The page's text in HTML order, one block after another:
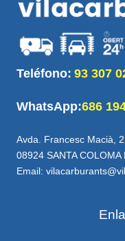
Teléfono: 93 307
WhatsApp:686
Avda. Francesc Macià,
08924 SANTA
Email: